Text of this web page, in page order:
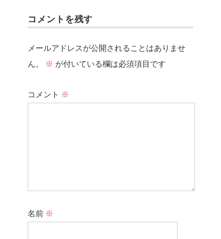
コメントを残す
メールアドレスが公開されることはありませ
ん。
※ が付いている欄は必須項目です
コメント ※
名前 ※